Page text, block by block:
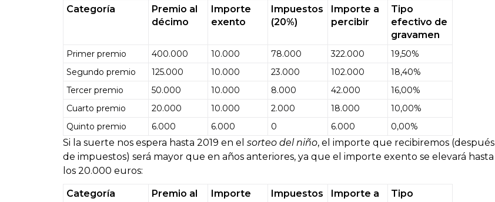
Categoría
Premio al
décimo
Importe
exento
Impuestos
(20%)
Importe a
percibir
Tipo
efectivo de
gravamen
Primer premio 400.000 10.000 78.000 322.000
19,50%
Segundo premio
125.000 10.000 23.000 102.000
18,40%
Tercer premio
50.000 10.000 8.000 42.000
16,00%
Cuarto premio
20.000 10.000 2.000 18.000
10,00%
Quinto premio
6.000 6.000 0 6.000 0,00%
Si la suerte nos espera hasta 2019 en el sorteo del niño, el importe que recibiremos (después
de impuestos) será mayor que en años anteriores, ya que el importe exento se elevará hasta
los 20.000 euros:
Categoría
Premio al
Importe
Impuestos
Importe a
Tipo